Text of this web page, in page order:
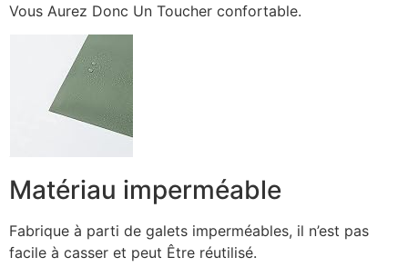
Vous Aurez Donc Un Toucher confortable.
Matériau imperméable
Fabrique à parti de galets imperméables, il n’est pas
facile à casser et peut Être réutilisé.